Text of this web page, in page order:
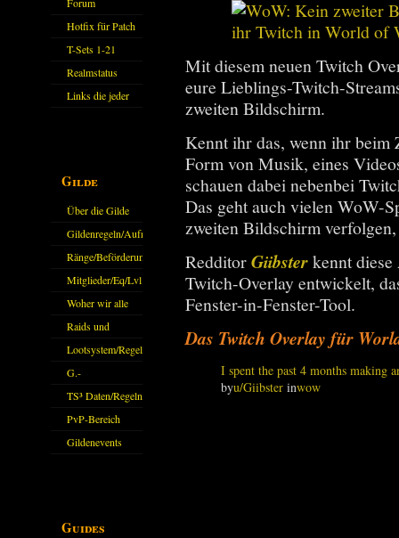
Hotfix für Patch
11.X
T-Sets 1-21
Realmstatus
Links die jeder
Gilde
Über die Gilde
(DAW)
Gildenregeln/Aufnahme
Ränge/Beförderungen
Mitglieder/Eq/Lvl
Woher wir alle
kommen.
Raids und
Zubehör
Lootsystem/Regeln
G.-
Sparkasse/Goldleihen
TS³ Daten/Regeln
PvP-Bereich
Gildenevents
Guides
Mit diesem neuen Twitch
eure Lieblings-Twitch-
zweiten Bildschirm.
Kennt ihr das, wenn ihr beim
Form von Musik, eines
schauen dabei nebenbei
Das geht auch vielen WoW-
zweiten Bildschirm
RedditorGiibsterkennt diese
Twitch-Overlay entwickelt,
Fenster-in-Fenster-Tool.
Das Twitch Overlay für
I spent the past 4 months making
byu/Giibsterinwow